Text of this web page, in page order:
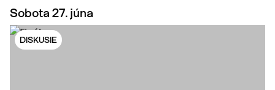
Sobota 27. júna
DISKUSIE